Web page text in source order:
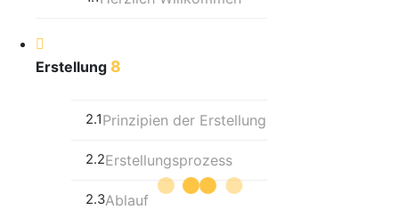
Erstellung 8
2.1Prinzipien der Erstellung
2.2Erstellungsprozess
2.3Ablauf